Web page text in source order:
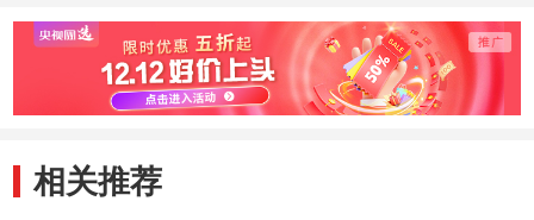
顺利完成 李五一
团队又一次化险为
背负着病患的期待
与希望
生 虽
很幸福
相关推荐